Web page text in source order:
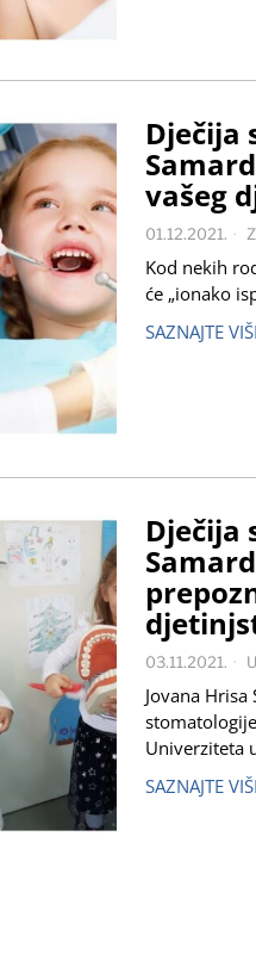
Dječija
vašeg
01.12.2021.
Kod nekih
će „ionako
SAZNAJTE
Dječija
03.11.2021.
Jovana
Univerziteta
SAZNAJTE